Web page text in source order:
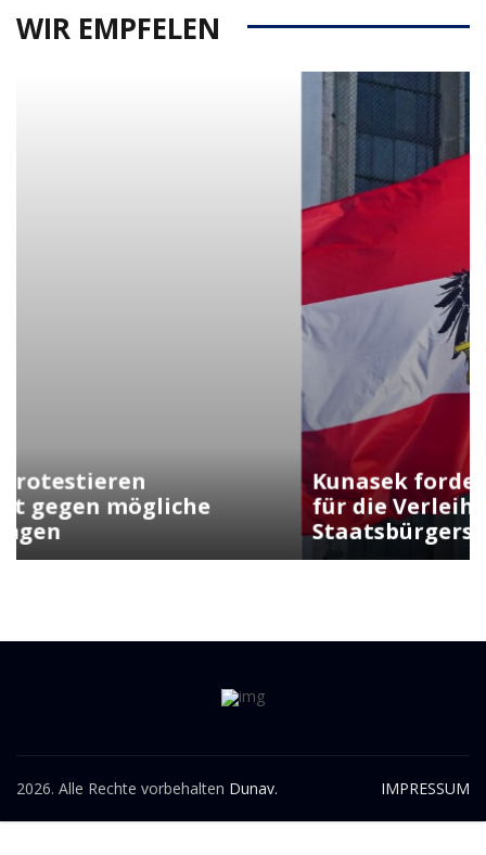
WIR EMPFELEN
Kunasek fordert strengere Regeln
für die Verleihung der
Staatsbürgerschaft
2026. Alle Rechte vorbehalten Dunav. IMPRESSUM